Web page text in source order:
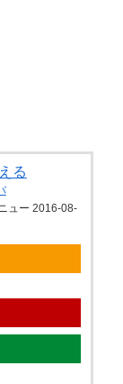
る
ュー 2016-08-